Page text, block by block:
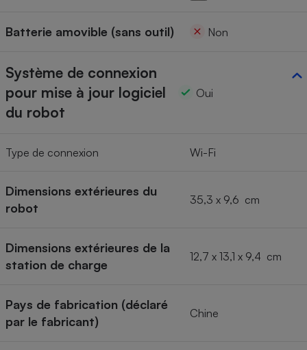
Batterie amovible (sans outil) Non
Système de connexion
pour mise à jour logiciel
du robot
Oui
Type de connexion Wi-Fi
Dimensions extérieures du
robot
35,3 x 9,6 cm
Dimensions extérieures de la
station de charge
12,7 x 13,1 x 9,4 cm
Pays de fabrication (déclaré
par le fabricant)
Chine